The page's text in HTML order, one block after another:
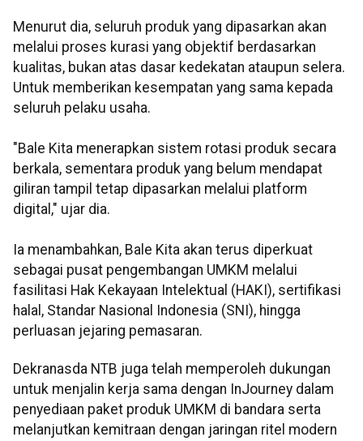
Menurut dia, seluruh produk yang dipasarkan akan
melalui proses kurasi yang objektif berdasarkan
kualitas, bukan atas dasar kedekatan ataupun selera.
Untuk memberikan kesempatan yang sama kepada
seluruh pelaku usaha.
"Bale Kita menerapkan sistem rotasi produk secara
berkala, sementara produk yang belum mendapat
giliran tampil tetap dipasarkan melalui platform
digital," ujar dia.
Ia menambahkan, Bale Kita akan terus diperkuat
sebagai pusat pengembangan UMKM melalui
fasilitasi Hak Kekayaan Intelektual (HAKI), sertifikasi
halal, Standar Nasional Indonesia (SNI), hingga
perluasan jejaring pemasaran.
Dekranasda NTB juga telah memperoleh dukungan
untuk menjalin kerja sama dengan InJourney dalam
penyediaan paket produk UMKM di bandara serta
melanjutkan kemitraan dengan jaringan ritel modern